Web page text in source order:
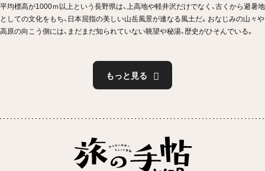
平均標高が1000ｍ以上という長野県は、上高地や軽井沢だけでなく、古くから避暑地
としての文化をもち、日本屈指の美しい山岳風景が連なる風土だ。おなじみの山々や
高原の向こう側には、まだまだ知られていない眺望や秘湯、歴史がひそんでいる。
もっと見る